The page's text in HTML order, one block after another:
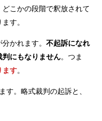
こかの段階で釈放されて
す。
かれます。 不起訴になれ
にもなりません。つま
ます。
す。略式裁判の起訴と、